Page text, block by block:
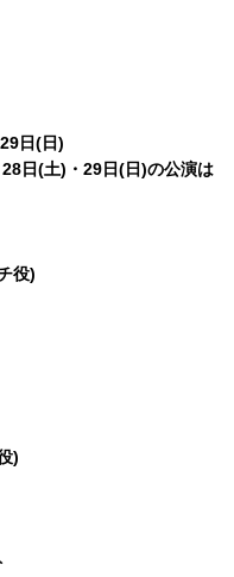
日(日)
日(土)・29日(日)の公演は
役)
)